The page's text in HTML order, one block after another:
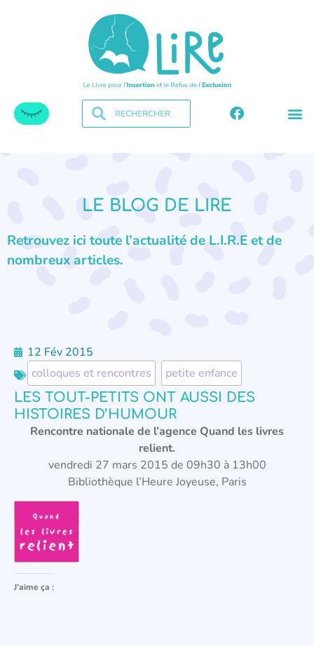
LE BLOG DE LIRE
Retrouvez ici toute l’actualité de L.I.R.E et de
nombreux articles.
12 Fév 2015
colloques et rencontres
petite enfance
LES TOUT-PETITS ONT AUSSI DES
HISTOIRES D’HUMOUR
Rencontre nationale de l’agence Quand les livres
relient.
vendredi 27 mars 2015 de 09h30 à 13h00
Bibliothèque l’Heure Joyeuse, Paris
J’aime ça :